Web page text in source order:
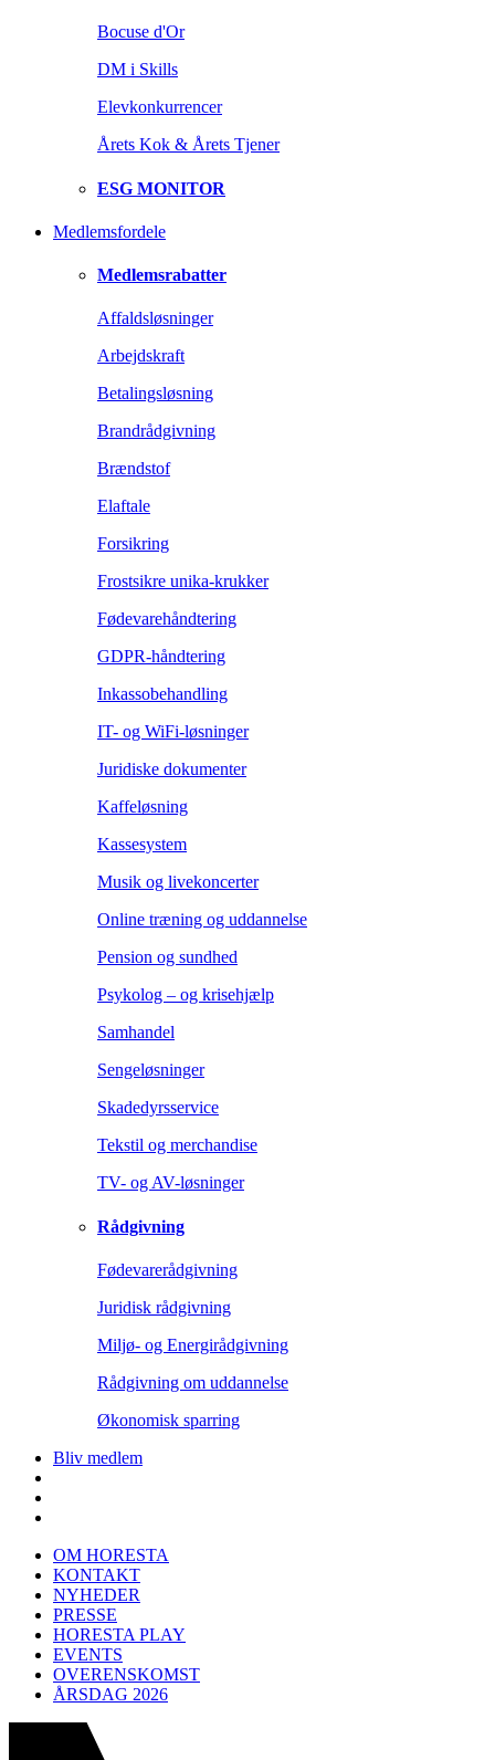
Bocuse d'Or
DM i Skills
Elevkonkurrencer
Årets Kok & Årets Tjener
ESG MONITOR
Medlemsfordele
Medlemsrabatter
Affaldsløsninger
Arbejdskraft
Betalingsløsning
Brandrådgivning
Brændstof
Elaftale
Forsikring
Frostsikre unika-krukker
Fødevarehåndtering
GDPR-håndtering
Inkassobehandling
IT- og WiFi-løsninger
Juridiske dokumenter
Kaffeløsning
Kassesystem
Musik og livekoncerter
Online træning og uddannelse
Pension og sundhed
Psykolog – og krisehjælp
Samhandel
Sengeløsninger
Skadedyrsservice
Tekstil og merchandise
TV- og AV-løsninger
Rådgivning
Fødevarerådgivning
Juridisk rådgivning
Miljø- og Energirådgivning
Rådgivning om uddannelse
Økonomisk sparring
Bliv medlem
OM HORESTA
KONTAKT
NYHEDER
PRESSE
HORESTA PLAY
EVENTS
OVERENSKOMST
ÅRSDAG 2026